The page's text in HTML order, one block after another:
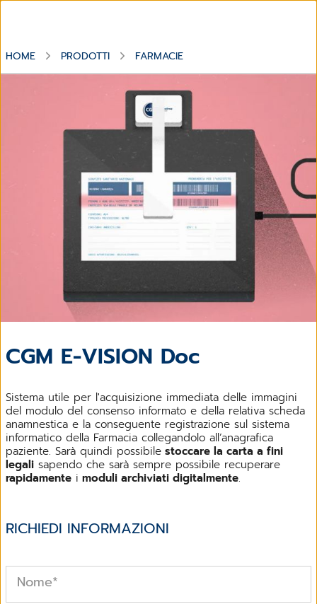
HOME PRODOTTI FARMACIE
Scanner ottico da banco.
CGM E-VISION Doc
Sistema utile per l'acquisizione immediata delle immagini
del modulo del consenso informato e della relativa scheda
anamnestica e la conseguente registrazione sul sistema
informatico della Farmacia collegandolo all’anagrafica
paziente. Sarà quindi possibile stoccare la carta a fini
legali sapendo che sarà sempre possibile recuperare
rapidamente i moduli archiviati digitalmente.
RICHIEDI INFORMAZIONI
Nome*